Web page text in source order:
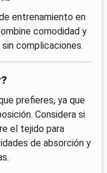
entrenamiento en
comodidad y
complicaciones.
prefieres, ya que
Considera si
el tejido para
de absorción y